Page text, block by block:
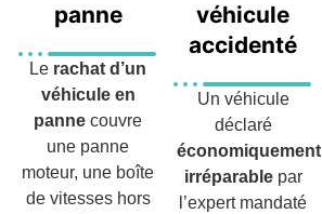
panne
Le rachat d’un
véhicule en
panne couvre
une panne
moteur, une boîte
de vitesses hors
véhicule
accidenté
Un véhicule
déclaré
économiquement
irréparablepar
l’expert mandaté